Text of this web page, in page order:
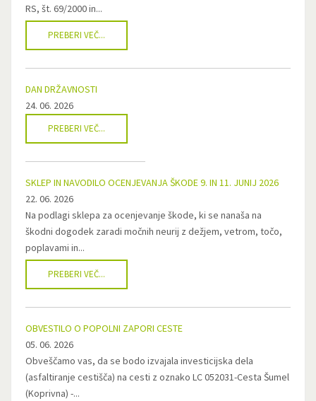
RS, št. 69/2000 in...
PREBERI VEČ...
DAN DRŽAVNOSTI
24. 06. 2026
PREBERI VEČ...
SKLEP IN NAVODILO OCENJEVANJA ŠKODE 9. IN 11. JUNIJ 2026
22. 06. 2026
Na podlagi sklepa za ocenjevanje škode, ki se nanaša na
škodni dogodek zaradi močnih neurij z dežjem, vetrom, točo,
poplavami in...
PREBERI VEČ...
OBVESTILO O POPOLNI ZAPORI CESTE
05. 06. 2026
Obveščamo vas, da se bodo izvajala investicijska dela
(asfaltiranje cestišča) na cesti z oznako LC 052031-Cesta Šumel
(Koprivna) -...